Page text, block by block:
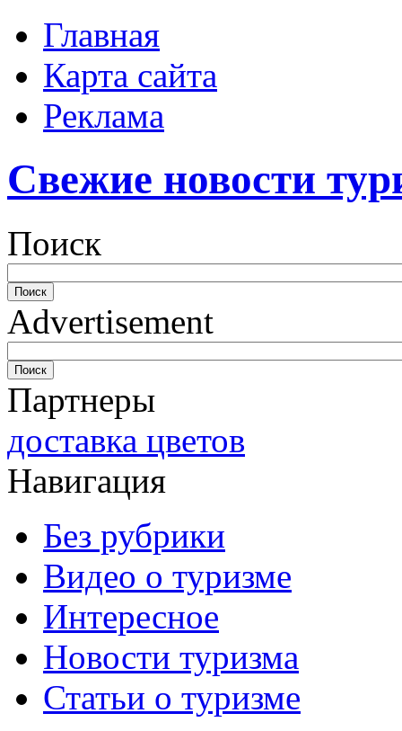
Главная
Карта сайта
Реклама
Свежие новости
Поиск
Advertisement
Партнеры
доставка цветов
Навигация
Без рубрики
Видео о туризме
Интересное
Новости туризма
Статьи о туризме